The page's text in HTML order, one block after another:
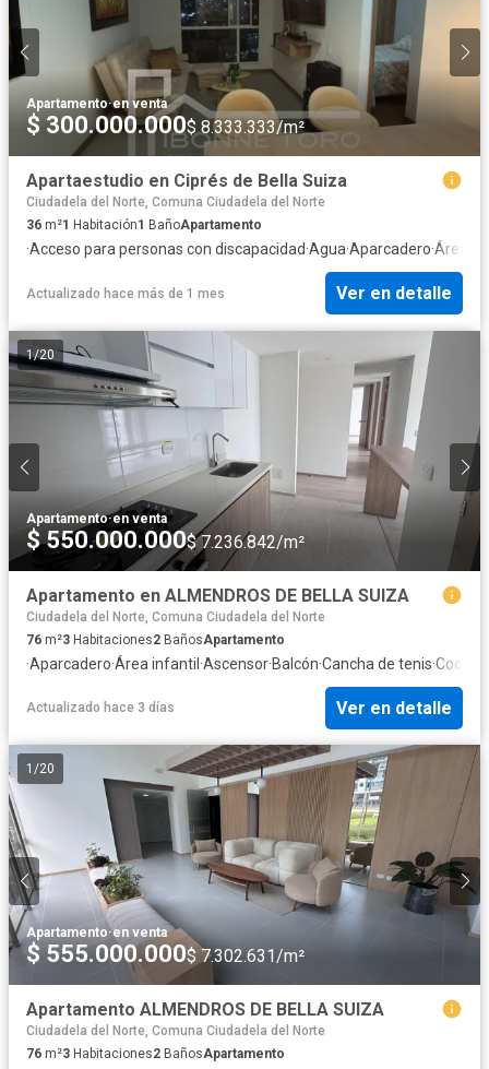
Apartamento·en venta
$ 300.000.000$ 8.333.333/m²
Apartaestudio en Ciprés de Bella Suiza
Ciudadela del Norte, Comuna Ciudadela del Norte
36 m²1 Habitación1 BañoApartamento
·Acceso para personas con discapacidad·Agua·Aparcadero·Área
Actualizado hace más de 1 mes Ver en detalle
1/20
Apartamento·en venta
$ 550.000.000$ 7.236.842/m²
Apartamento en ALMENDROS DE BELLA SUIZA
Ciudadela del Norte, Comuna Ciudadela del Norte
76 m²3 Habitaciones2 BañosApartamento
·Aparcadero·Área infantil·Ascensor·Balcón·Cancha de tenis·Cocina
Actualizado hace 3 días Ver en detalle
1 /20
Apartamento·en venta
$ 555.000.000$ 7.302.631/m²
Apartamento ALMENDROS DE BELLA SUIZA
Ciudadela del Norte, Comuna Ciudadela del Norte
76 m²3 Habitaciones2 BañosApartamento